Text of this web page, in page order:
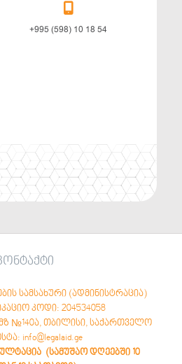

+995 (598) 10 18 54
სამსახური (ადმინისტრაცია)
კოდი: 204534058
№140ა, თბილისი, საქართველო
info@legalaid.ge
(სამუშაო დღეებში 10